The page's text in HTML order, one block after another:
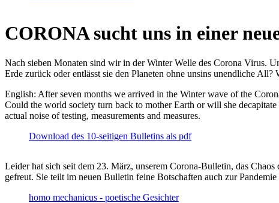
CORONA sucht uns in einer
Nach sieben Monaten sind wir in der Winter Welle des Corona Virus.
Erde zurück oder entlässt sie den Planeten ohne unsins unendliche
English: After seven months we arrived in the Winter wave of the
Could the world society turn back to mother Earth or will she decapitate
actual noise of testing, measurements and measures.
Download des 10-seitigen Bulletins als pdf
Leider hat sich seit dem 23. März, unserem Corona-Bulletin, das
gefreut. Sie teilt im neuen Bulletin feine Botschaften auch zur Pandemie
homo mechanicus - poetische Gesichter